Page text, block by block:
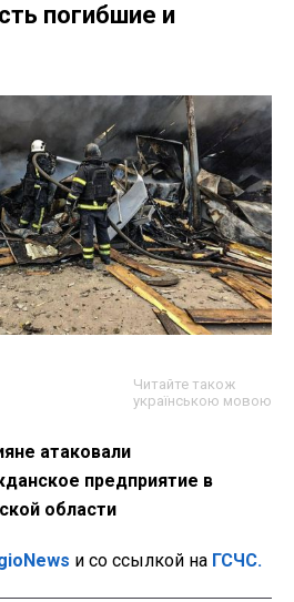
погибшие и
Читайте також
українською мовою
атаковали
предприятие в
области
и со ссылкой на ГСЧС.